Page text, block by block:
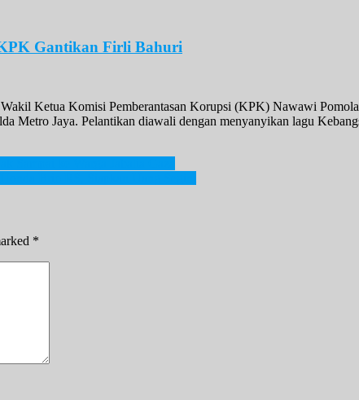
Gantikan Firli Bahuri
Ketua Komisi Pemberantasan Korupsi (KPK) Nawawi
Metro Jaya. Pelantikan diawali dengan menyanyikan lagu
*